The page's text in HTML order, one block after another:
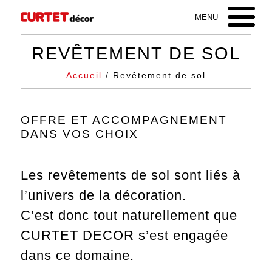
REVÊTEMENT DE SOL
Accueil / Revêtement de sol
OFFRE ET ACCOMPAGNEMENT
DANS VOS CHOIX
Les revêtements de sol sont liés à
l’univers de la décoration.
C’est donc tout naturellement que
CURTET DECOR s’est engagée
dans ce domaine.